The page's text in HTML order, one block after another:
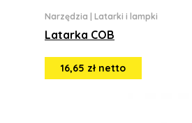
Narzędzia Latarki i lampki
Latarka COB
16,65 zł netto